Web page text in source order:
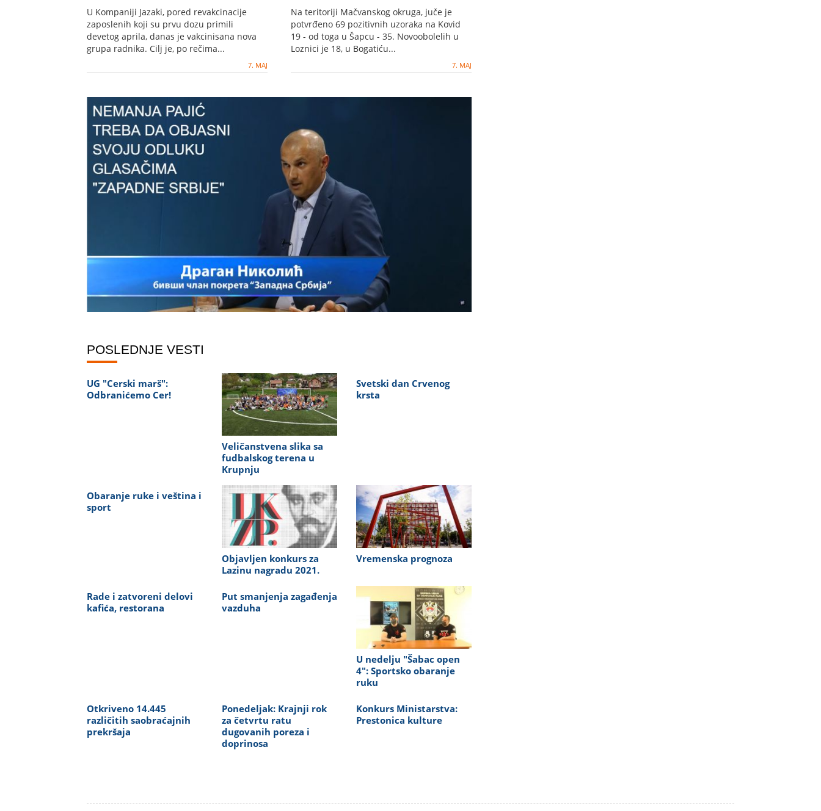
U Kompaniji Jazaki, pored revakcinacije
zaposlenih koji su prvu dozu primili
devetog aprila, danas je vakcinisana nova
grupa radnika. Cilj je, po rečima...
7. MAJ
Na teritoriji Mačvanskog okruga, juče je
potvrđeno 69 pozitivnih uzoraka na Kovid
19 - od toga u Šapcu - 35. Novoobolelih u
Loznici je 18, u Bogatiću...
7. MAJ
POSLEDNJE VESTI
UG "Cerski marš":
Odbranićemo Cer!
Veličanstvena slika sa
fudbalskog terena u
Krupnju
Svetski dan Crvenog
krsta
Obaranje ruke i veština i
sport
Objavljen konkurs za
Lazinu nagradu 2021.
Vremenska prognoza
Rade i zatvoreni delovi
kafića, restorana
Put smanjenja zagađenja
vazduha
U nedelju "Šabac open
4": Sportsko obaranje
ruku
Otkriveno 14.445
različitih saobraćajnih
prekršaja
Ponedeljak: Krajnji rok
za četvrtu ratu
dugovanih poreza i
doprinosa
Konkurs Ministarstva:
Prestonica kulture